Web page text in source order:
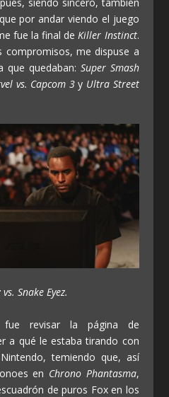
por andar viendo el juego
fue la final de Killer Instinct.
compromisos, me dispuse a
que quedaban: Super Smash
vs. Capcom 3y Ultra Street
Snake Eyez.
revisar la página de
a qué le estaba tirando con
temiendo que, así
en Chrono Phantasma,
de puros Fox en los